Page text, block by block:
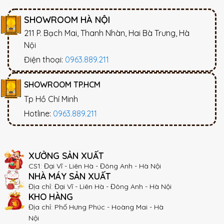
Bàn Thờ Ông Địa Thần Tài Giá Rẻ Mua Ở Đâu
MBX36[/caption]Đồng thời tạo nên được một không
gian hài hòa, ấm cúng và không kém phần trang
nghiêm, sang trọng cho khu vực thờ cúng. Màu nâu cánh
gián kết hợp với bề mặt gỗ mịn màng nên loại bàn thờ
này được đánh giá là rất phù hợp mới những không gian
nội thất cổ điển hay hiện đại.
SHOWROOM HÀ NỘI
211 P. Bạch Mai, Thanh Nhàn, Hai Bà Trưng, Hà
Nội
Điện thoại: 0963.889.211
SHOWROOM TP.HCM
Tp Hồ Chí Minh
Hotline: 0963.889.211
XƯỞNG SẢN XUẤT
CS1: Đại Vĩ - Liên Hà - Đông Anh - Hà Nội
NHÀ MÁY SẢN XUẤT
Địa chỉ: Đại Vĩ - Liên Hà - Đông Anh - Hà Nội
KHO HÀNG
Địa chỉ: Phố Hưng Phúc - Hoàng Mai - Hà
Nội